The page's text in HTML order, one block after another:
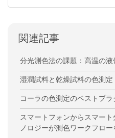
関連記事
分光測色法の課題：高温の液
湿潤試料と乾燥試料の色測
コーラの色測定のベストプラ
スマートフォンからスマー
ノロジーが測色ワークフロー